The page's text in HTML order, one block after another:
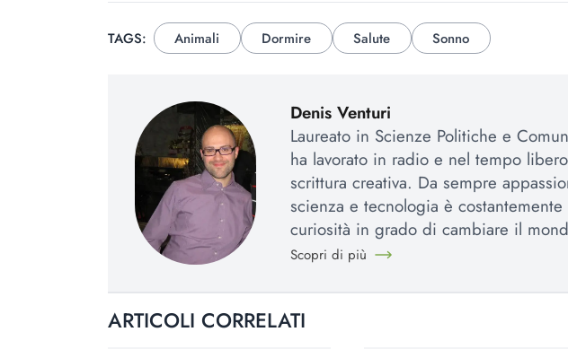
TAGS: Animali Dormire Salute Sonno
Denis Venturi
Laureato in Scienze Politiche e
ha lavorato in radio e nel tempo
scrittura creativa. Da sempre
scienza e tecnologia è
curiosità in grado di cambiare il
Scopri di più
ARTICOLI CORRELATI